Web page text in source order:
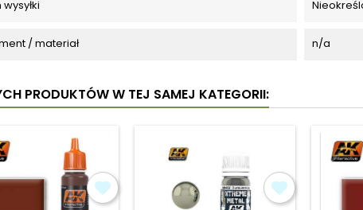
/ materiał n/a
PRODUKTÓW W TEJ SAMEJ KATEGORII: